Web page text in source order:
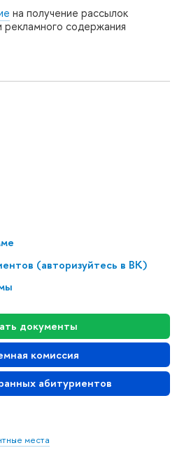
(авторизуйтесь в ВК)
документы
комиссия
абитуриенто
места
на получение рассылок
содержания